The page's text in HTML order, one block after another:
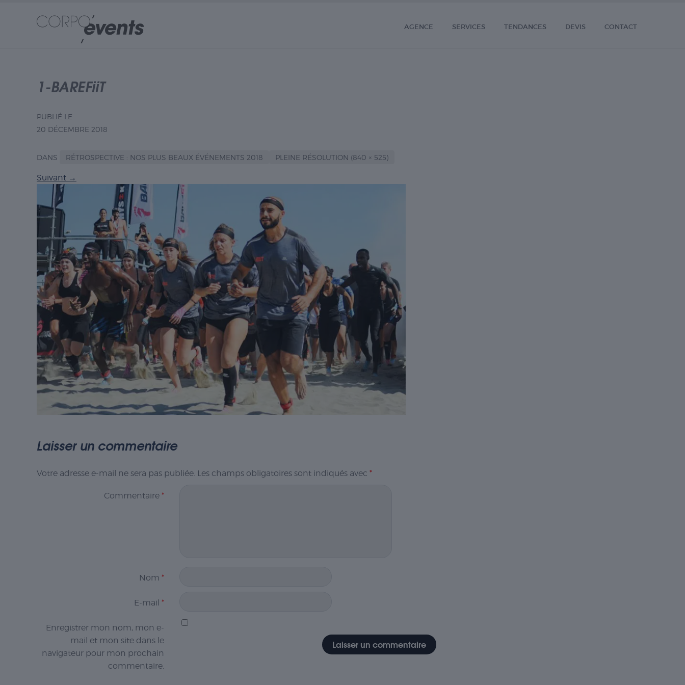
AGENCE SERVICES TENDANCES DEVIS CONTACT
1-BAREFiiT
PUBLIÉ LE
20 DÉCEMBRE 2018
DANS RÉTROSPECTIVE : NOS PLUS BEAUX ÉVÉNEMENTS 2018 PLEINE RÉSOLUTION (840 × 525)
Suivant →
Laisser un commentaire
Votre adresse e-mail ne sera pas publiée. Les champs obligatoires sont indiqués avec *
Commentaire *
Nom *
E-mail *
Enregistrer mon nom, mon e-
mail et mon site dans le
navigateur pour mon prochain
commentaire.